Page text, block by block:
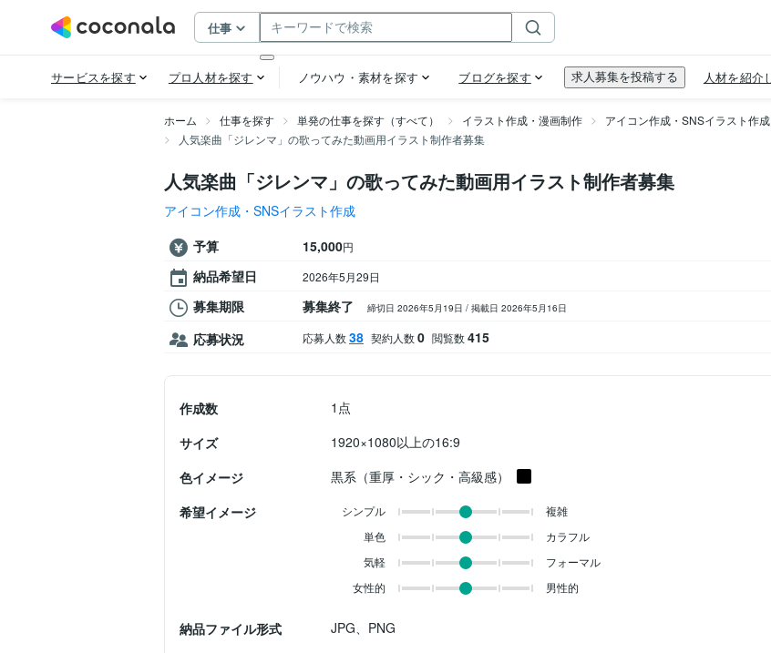
ホーム 仕事を探す 単発の仕事を探す（すべて） イラスト作成・漫画制作
アイコン作成・SNSイラスト作成
人気楽曲「ジレンマ」の歌ってみた動画用イラスト制作者募集
人気楽曲「ジレンマ」の歌ってみた動画用イラスト制作者募集
アイコン作成・SNSイラスト作成
予算
15,000円
納品希望日 2026年5月29日
募集期限 募集終了 締切日 2026年5月19日 / 掲載日 2026年5月16日
応募状況 応募人数38 契約人数0 閲覧数415
作成数
1点
サイズ
1920×1080以上の16:9
色イメージ
黒系（重厚・シック・高級感）
希望イメージ
シンプル
複雑
単色
カラフル
気軽
フォーマル
女性的
男性的
納品ファイル形式
JPG、PNG